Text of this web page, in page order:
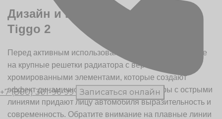
+7 (800) 301-96-99 Записаться онлайн
Дизайн и внешний вид Chery
Tiggo 2
Перед активным использованием обратите внимание
на крупные решетки радиатора с вертикальными
хромированными элементами, которые создают
эффект динамичности. Светодиодные фары с острыми
линиями придают лицу автомобиля выразительность и
современность. Обратите внимание на плавные линии